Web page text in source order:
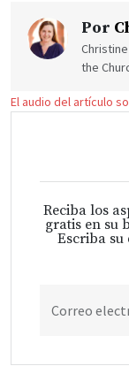
Por
the
El audio del artículo
Reciba los
gratis en su
Escriba
Correo